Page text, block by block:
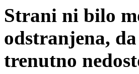
Strani ni bilo
odstranjena,
trenutno